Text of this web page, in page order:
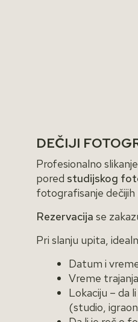
DEČIJI
Profesionalno
pored studijskog
fotografisanje dečijih
Rezervacija se
Pri slanju upita,
Datum i
Vreme
Lokaciju – da
(studio,